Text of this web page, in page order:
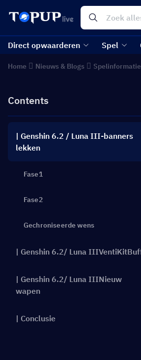
Direct opwaarderen Spel
Home Nieuws & Blogs Spelinformatie
Contents
| Genshin 6.2 / Luna III-banners
lekken
Fase1
Fase2
Gechroniseerde wens
| Genshin 6.2/ Luna
| Genshin 6.2/ Luna IIINieuw
wapen
| Conclusie